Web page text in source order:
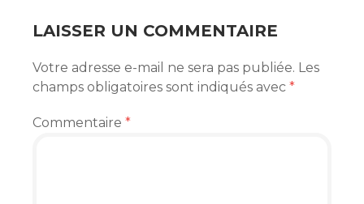
LAISSER UN COMMENTAIRE
Votre adresse e-mail ne sera pas publiée. Les
champs obligatoires sont indiqués avec *
Commentaire *